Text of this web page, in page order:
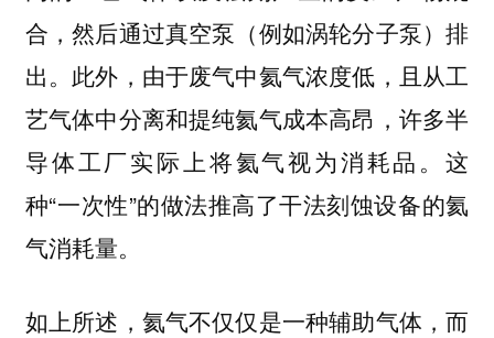
合，然后通过真空泵（例如涡轮分子泵）排
出。此外，由于废气中氦气浓度低，且从工
艺气体中分离和提纯氦气成本高昂，许多半
导体工厂实际上将氦气视为消耗品。这
种“一次性”的做法推高了干法刻蚀设备的氦
气消耗量。
如上所述，氦气不仅仅是一种辅助气体，而